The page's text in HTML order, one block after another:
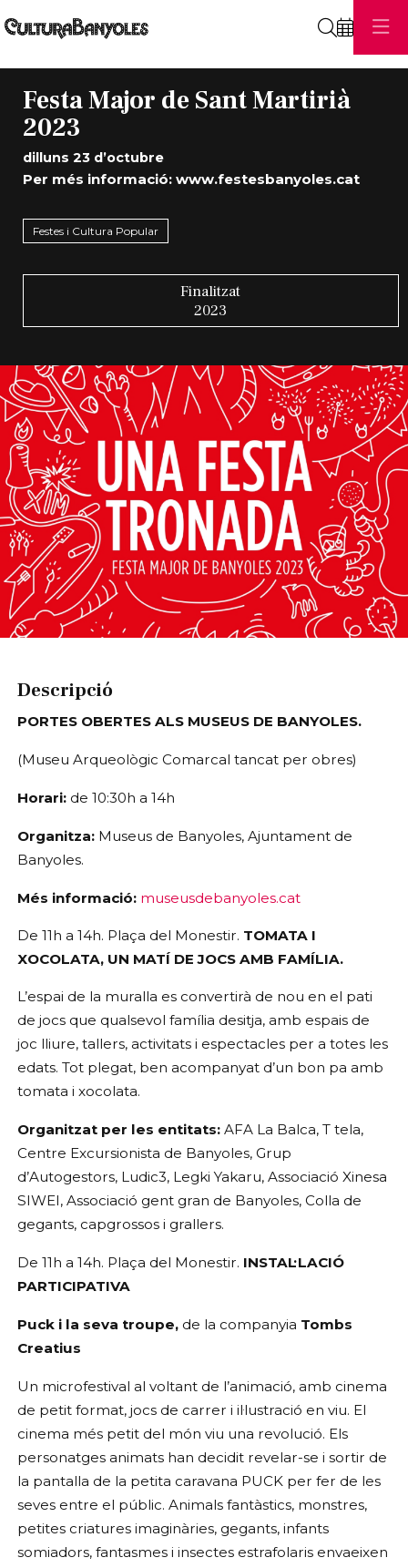
Festa Major de Sant Martirià
2023
dilluns 23 d’octubre
Per més informació: www.festesbanyoles.cat
Festes i Cultura Popular
Finalitzat
2023
Descripció
PORTES OBERTES ALS MUSEUS DE BANYOLES.
(Museu Arqueològic Comarcal tancat per obres)
Horari: de 10:30h a 14h
Organitza: Museus de Banyoles, Ajuntament de
Banyoles.
Més informació: museusdebanyoles.cat
De 11h a 14h. Plaça del Monestir. TOMATA I
XOCOLATA, UN MATÍ DE JOCS AMB FAMÍLIA.
L’espai de la muralla es convertirà de nou en el pati
de jocs que qualsevol família desitja, amb espais de
joc lliure, tallers, activitats i espectacles per a totes les
edats. Tot plegat, ben acompanyat d’un bon pa amb
tomata i xocolata.
Organitzat per les entitats: AFA La Balca, T tela,
Centre Excursionista de Banyoles, Grup
d’Autogestors, Ludic3, Legki Yakaru, Associació Xinesa
SIWEI, Associació gent gran de Banyoles, Colla de
gegants, capgrossos i grallers.
De 11h a 14h. Plaça del Monestir. INSTAL·LACIÓ
PARTICIPATIVA
Puck i la seva troupe, de la companyia Tombs
Creatius
Un microfestival al voltant de l’animació, amb cinema
de petit format, jocs de carrer i il·lustració en viu. El
cinema més petit del món viu una revolució. Els
personatges animats han decidit revelar-se i sortir de
la pantalla de la petita caravana PUCK per fer de les
seves entre el públic. Animals fantàstics, monstres,
petites criatures imaginàries, gegants, infants
somiadors, fantasmes i insectes estrafolaris envaeixen